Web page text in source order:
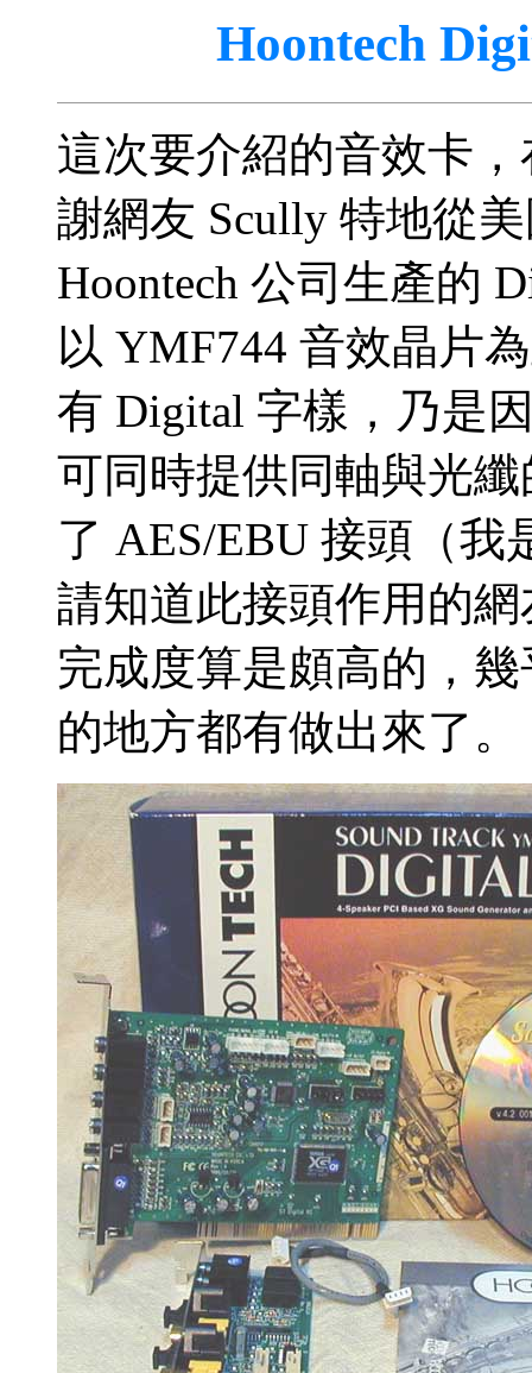
Hoontech
這次要介紹的音效卡
謝網友 Scully 特地從
Hoontech 公司生產的
以 YMF744 音效晶片
有 Digital 字樣，乃是
可同時提供同軸與光
了 AES/EBU 接頭（
請知道此接頭作用的
完成度算是頗高的，
的地方都有做出來了。